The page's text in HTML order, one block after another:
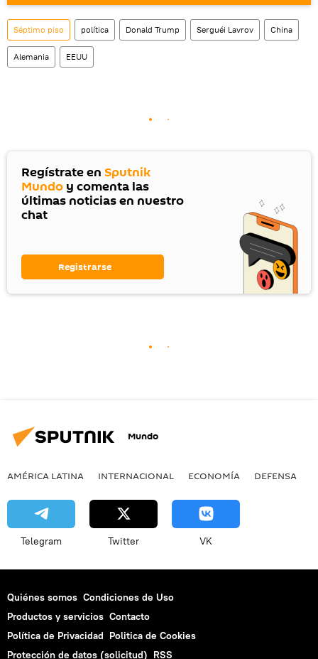
Séptimo piso política Donald Trump Serguéi Lavrov China
Alemania EEUU
Regístrate en Sputnik
Mundo y comenta las
últimas noticias en nuestro
chat
Registrarse
Mundo
AMÉRICA LATINA INTERNACIONAL ECONOMÍA DEFENSA
Telegram Twitter VK
Quiénes somos Condiciones de Uso
Productos y servicios Contacto
Política de Privacidad Politica de Cookies
Protección de datos (solicitud) RSS